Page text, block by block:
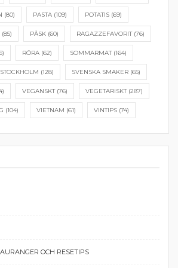
(80) PASTA(109) POTATIS(69)
(85) PÅSK(60) RAGAZZEFAVORIT(76)
RÖRA (62) SOMMARMAT(164)
STOCKHOLM (128) SVENSKA SMAKER(65)
VEGANSKT(76) VEGETARISKT(287)
(104) VIETNAM (61) VINTIPS (74)
OCH RESETIPS